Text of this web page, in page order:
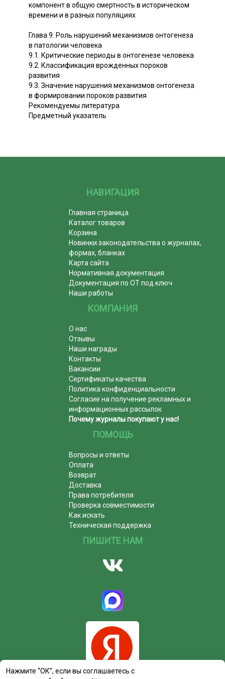
компонент в общую смертность в историческом
времени и в разных популяциях
Глава 9. Pоль нарушений механизмов онтогенеза
в патологии человека
9.1. Критические периоды в онтогенезе человека
9.2. Классификация врожденных пороков
развития
9.3. Значение нарушения механизмов онтогенеза
в формировании пороков развития
Рекомендуемы литература
Предметный указатель
НАВИГАЦИЯ
Главная страница
Каталог товаров
Корзина
Новинки законодательства о журналах,
формах, бланках
Карта сайта
Нормативная документация
Документация по ОТ под ключ
Наши работы
КОМПАНИЯ
О нас
Отзывы
Наши награды
Контакты
Вакансии
Сертификаты качества
Политика конфиденциальности
Согласие на получение рекламных и
информационных рассылок
Почему журналы покупают у нас!
ПОМОЩЬ
Вопросы и ответы
Оплата
Возврат
Доставка
Права потребителя
Проверка совместимости
Как искать
Техническая поддержка
ПИШИТЕ НАМ
Нажмите “ОК”, если вы соглашаетесь с